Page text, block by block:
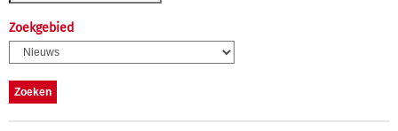
Zoekgebied